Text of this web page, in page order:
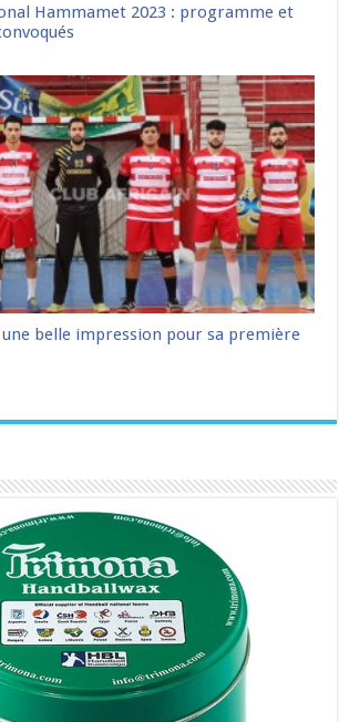
Hammamet 2023 : programme et
une belle impression pour sa première